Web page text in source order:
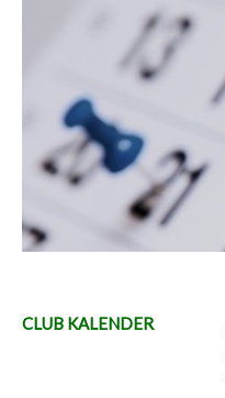
CLUB KALENDER